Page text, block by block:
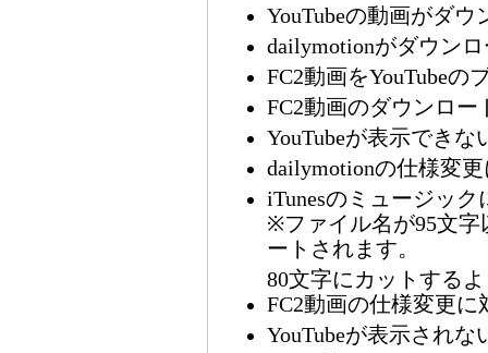
YouTubeの動画がダ
dailymotionがダウン
FC2動画をYouTubeの
FC2動画のダウンロー
YouTubeが表示できな
dailymotionの仕様変
iTunesのミュージッ
※ファイル名が95文
ートされます。
80文字にカットする
FC2動画の仕様変更に
YouTubeが表示されな